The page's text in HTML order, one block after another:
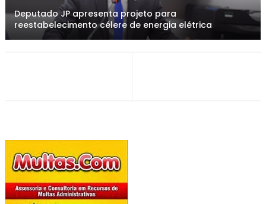
Deputado JP apresenta projeto para
reestabelecimento célere de energia elétrica